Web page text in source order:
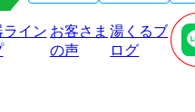
イン お客さま
の声
湯くるブ
ログ